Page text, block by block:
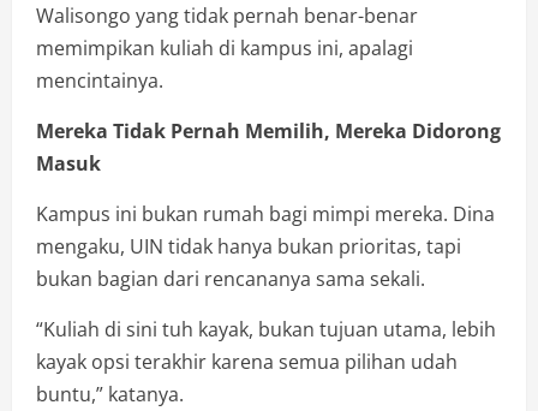
Walisongo yang tidak pernah benar-benar
memimpikan kuliah di kampus ini, apalagi
mencintainya.
Mereka Tidak Pernah Memilih, Mereka Didorong
Masuk
Kampus ini bukan rumah bagi mimpi mereka. Dina
mengaku, UIN tidak hanya bukan prioritas, tapi
bukan bagian dari rencananya sama sekali.
“Kuliah di sini tuh kayak, bukan tujuan utama, lebih
kayak opsi terakhir karena semua pilihan udah
buntu,” katanya.